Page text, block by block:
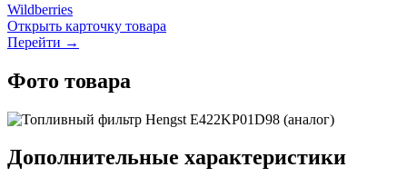
Wildberries
Открыть карточку товара
Перейти →
Фото товара
Дополнительные характеристики